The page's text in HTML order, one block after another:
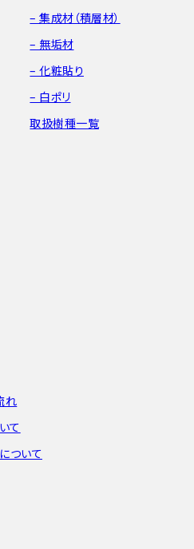
– 集成材（積層材）
– 無垢材
– 化粧貼り
– 白ポリ
取扱樹種一覧
れ
て
ついて